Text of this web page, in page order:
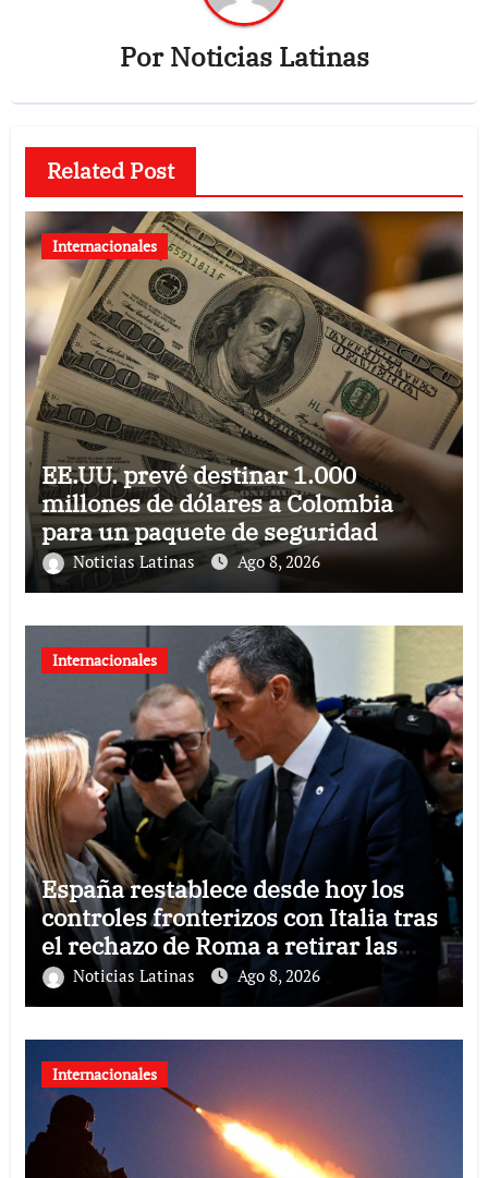
PorNoticias Latinas
Related Post
Internacionales
EE.UU. prevé destinar 1.000
millones de dólares a Colombia
para un paquete de seguridad
Noticias Latinas Ago 8, 2026
Internacionales
España restablece desde hoy los
controles fronterizos con Italia tras
el rechazo de Roma a retirar las
restricciones
Noticias Latinas Ago 8, 2026
Internacionales